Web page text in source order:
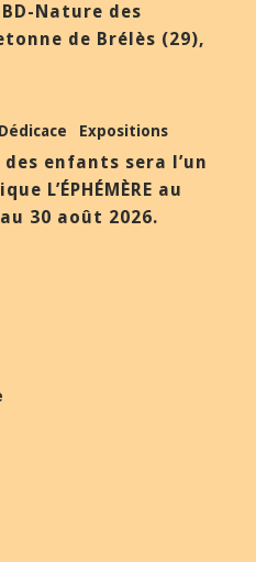
Nature des
de Brélès (29),
Dédicace Expositions
enfants sera l’un
L’ÉPHÉMÈRE au
30 août 2026.